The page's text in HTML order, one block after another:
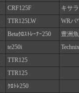
CRF125F キサ
TTR125LW WRパ
Betaｸﾛｽﾄﾚｰﾅｰ250 豊洲
te250i
TTR125
TTR125
ｸﾛﾄﾚ250